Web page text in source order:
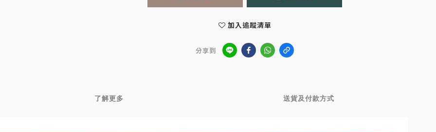
加入追蹤清單
分享到
了解更多 送貨及付款方式